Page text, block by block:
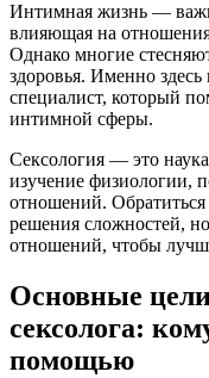
Интимная жизнь —
влияющая на
Однако многие
здоровья. Именно
специалист, который
интимной сферы.
Сексология — это
изучение физиологии,
отношений.
решения сложностей,
отношений, чтобы
Основные
сексолога:
помощью